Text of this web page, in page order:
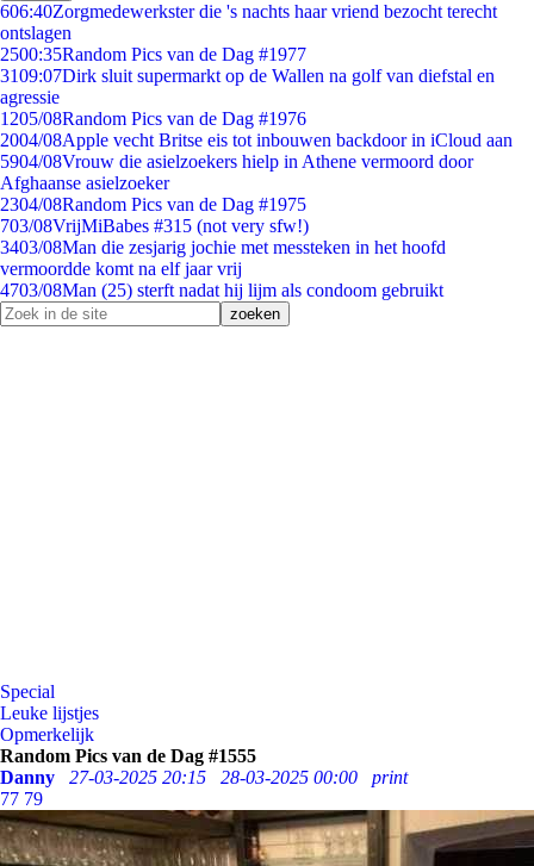
606:40Zorgmedewerkster die 's nachts haar vriend bezocht terecht
ontslagen
2500:35Random Pics van de Dag #1977
3109:07Dirk sluit supermarkt op de Wallen na golf van diefstal en
agressie
1205/08Random Pics van de Dag #1976
2004/08Apple vecht Britse eis tot inbouwen backdoor in iCloud aan
5904/08Vrouw die asielzoekers hielp in Athene vermoord door
Afghaanse asielzoeker
2304/08Random Pics van de Dag #1975
703/08VrijMiBabes #315 (not very sfw!)
3403/08Man die zesjarig jochie met messteken in het hoofd
vermoordde komt na elf jaar vrij
4703/08Man (25) sterft nadat hij lijm als condoom gebruikt
Special
Leuke lijstjes
Opmerkelijk
Random Pics van de Dag #1555
Danny
27-03-2025 20:15 28-03-2025 00:00
print
77 79